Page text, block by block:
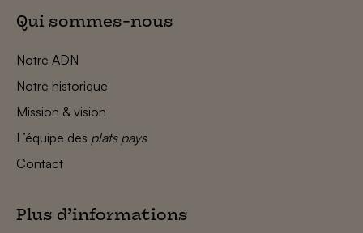
Qui sommes-nous
Notre ADN
Notre historique
Mission & vision
L’équipe des plats pays
Contact
Plus d’informations